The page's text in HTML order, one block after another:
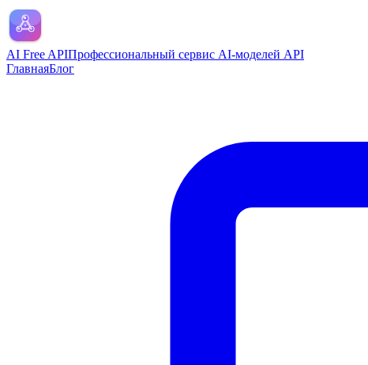
AI Free APIПрофессиональный сервис AI-моделей API
ГлавнаяБлог